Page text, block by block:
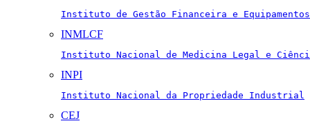
Instituto de Gestão Financeira e
INMLCF
Instituto Nacional de Medicina Legal e
INPI
Instituto Nacional da Propriedade Industrial
CEJ